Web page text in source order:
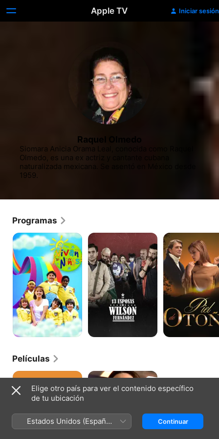
Apple TV Iniciar sesión
Raquel Olmedo
Siomara Anicia Orama Leal, conocida como Raquel
Olmedo, es una ex actriz y cantante cubana
naturalizada mexicana. Se asentó en México desde
1959.​
Programas
¡Vivan
Los
Niños!
Las
13
esposas
de
Wilson
Fernández
Piel
de
Otoño
Películas
Conserje
Condominio
Cuando
las
Elige otro país para ver el contenido específico
de tu ubicación
Estados Unidos (Español
México)
Continuar